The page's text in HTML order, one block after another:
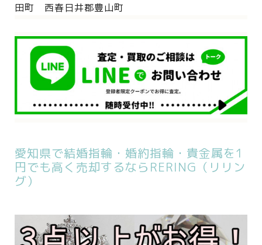
田町 西春日井郡豊山町
愛知県で結婚指輪・婚約指輪・貴金属を1
円でも高く売却するならRERING（リリン
グ）